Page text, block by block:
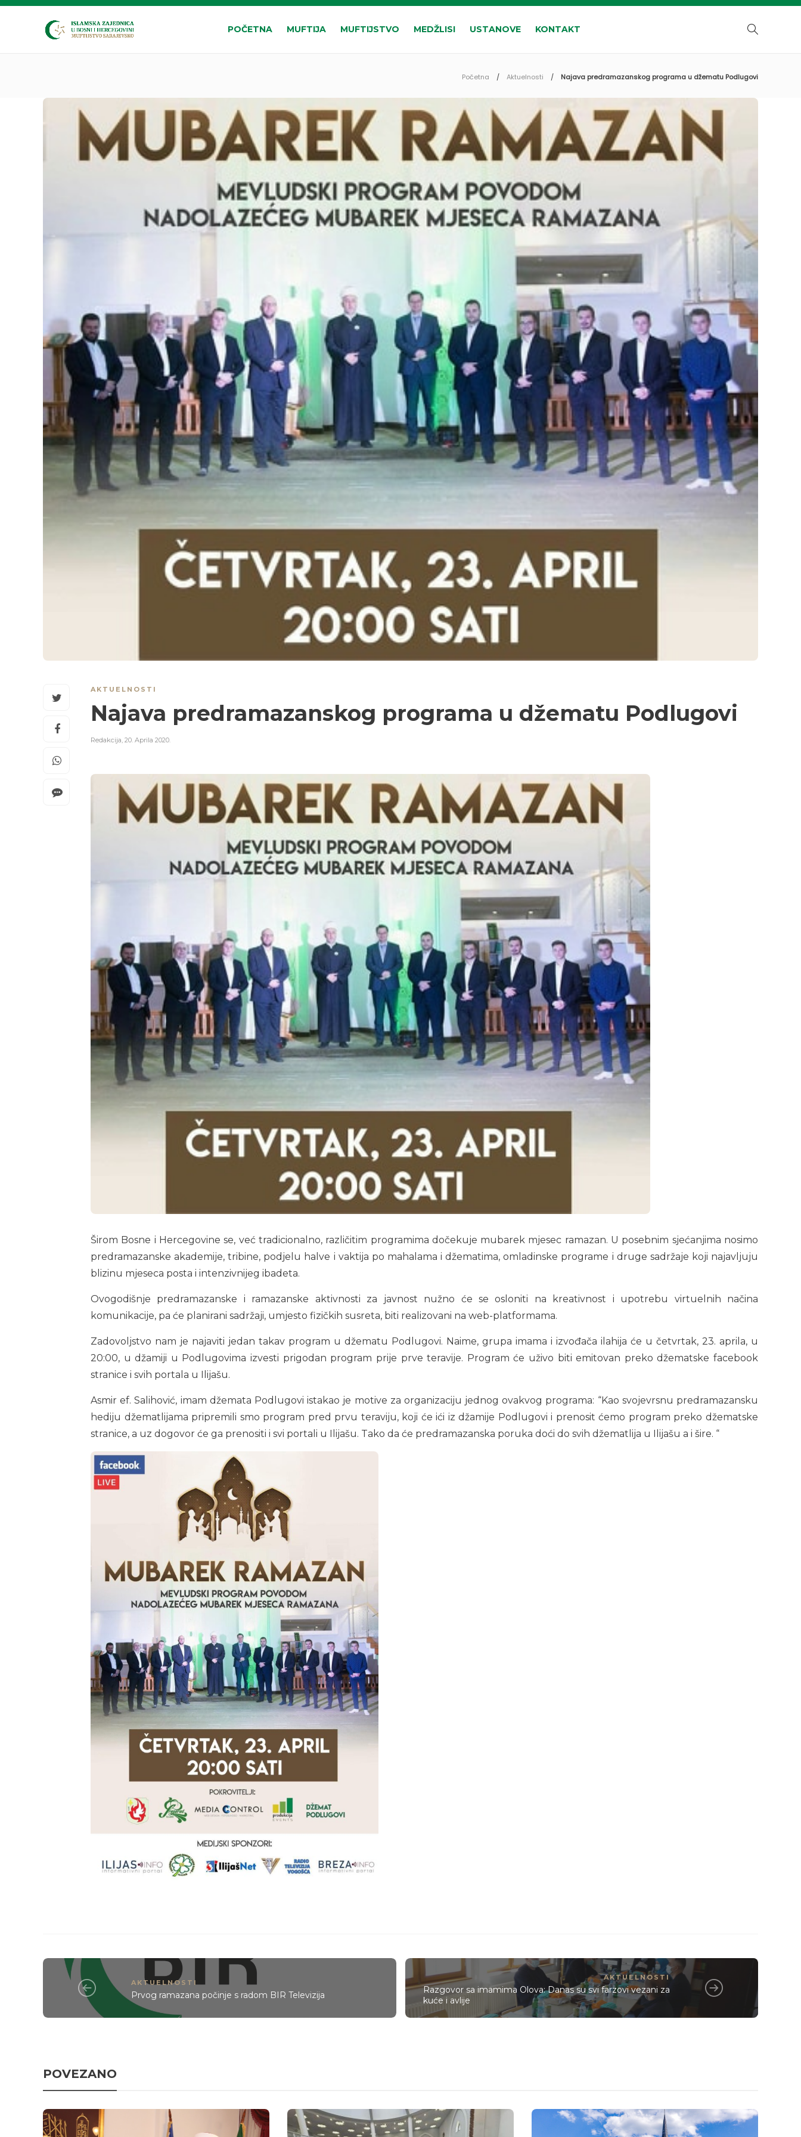
POČETNA MUFTIJA MUFTIJSTVO MEDŽLISI USTANOVE KONTAKT
Početna Aktuelnosti Najava predramazanskog programa u džematu Podlugovi
AKTUELNOSTI
Najava predramazanskog programa u džematu Podlugovi
Redakcija 20. Aprila 2020.
Širom Bosne i Hercegovine se, već tradicionalno, različitim programima dočekuje mubarek mjesec ramazan. U posebnim sjećanjima nosimo
predramazanske akademije, tribine, podjelu halve i vaktija po mahalama i džematima, omladinske programe i druge sadržaje koji najavljuju
blizinu mjeseca posta i intenzivnijeg ibadeta.
Ovogodišnje predramazanske i ramazanske aktivnosti za javnost nužno će se osloniti na kreativnost i upotrebu virtuelnih načina
komunikacije, pa će planirani sadržaji, umjesto fizičkih susreta, biti realizovani na web-platformama.
Zadovoljstvo nam je najaviti jedan takav program u džematu Podlugovi. Naime, grupa imama i izvođača ilahija će u četvrtak, 23. aprila, u
20:00, u džamiji u Podlugovima izvesti prigodan program prije prve teravije. Program će uživo biti emitovan preko džematske facebook
stranice i svih portala u Ilijašu.
Asmir ef. Salihović, imam džemata Podlugovi istakao je motive za organizaciju jednog ovakvog programa: “Kao svojevrsnu predramazansku
hediju džematlijama pripremili smo program pred prvu teraviju, koji će ići iz džamije Podlugovi i prenosit ćemo program preko džematske
stranice, a uz dogovor će ga prenositi i svi portali u Ilijašu. Tako da će predramazanska poruka doći do svih džematlija u Ilijašu a i šire. “
AKTUELNOSTI
Prvog ramazana počinje s radom BIR Televizija
AKTUELNOSTI
Razgovor sa imamima Olova: Danas su svi farzovi vezani za
kuće i avlije
POVEZANO